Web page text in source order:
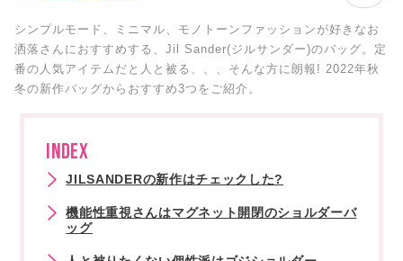
シンプルモード、ミニマル、モノトーンファッションが好きなお
洒落さんにおすすめする、Jil Sander(ジルサンダー)のバッグ。定
番の人気アイテムだと人と被る、、、そんな方に朗報! 2022年秋
冬の新作バッグからおすすめ3つをご紹介。
INDEX
JILSANDERの新作はチェックした?
機能性重視さんはマグネット開閉のショルダーバ
ッグ